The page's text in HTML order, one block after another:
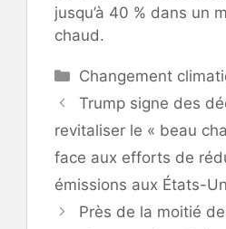
jusqu’à 40 % dans un
chaud.
Catégories
Changement
Trump signe des
revitaliser le « beau
face aux efforts de
émissions aux États-
Près de la moitié